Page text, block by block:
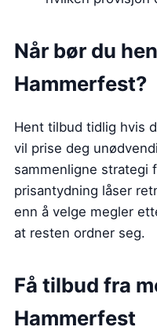
Når bør du
Hammerfest?
Hent tilbud tidlig hvis
vil prise deg
sammenligne strategi
prisantydning låser
enn å velge megler
at resten ordner seg.
Få tilbud fra
Hammerfest